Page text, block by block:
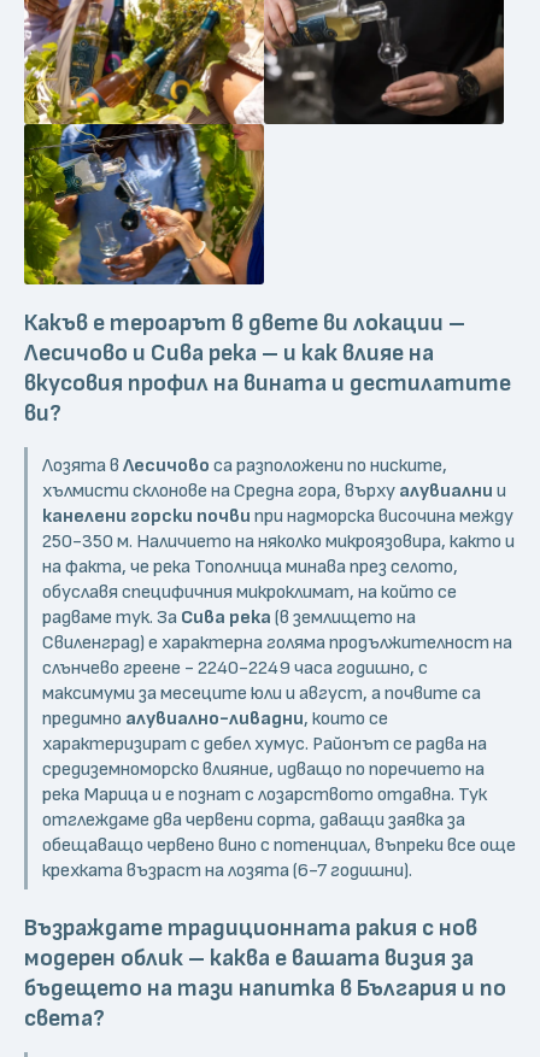
Какъв е тероарът в двете ви локации –
Лесичово и Сива река – и как влияе на
вкусовия профил на вината и дестилатите
ви?
Лозята в Лесичово са разположени по ниските,
хълмисти склонове на Средна гора, върху алувиални и
канелени горски почви при надморска височина между
250-350 м. Наличието на няколко микроязовира, както и
на факта, че река Тополница минава през селото,
обуславя специфичния микроклимат, на който се
радваме тук. За Сива река (в землището на
Свиленград) е характерна голяма продължителност на
слънчево греене - 2240-2249 часа годишно, с
максимуми за месеците юли и август, а почвите са
предимно алувиално-ливадни, които се
характеризират с дебел хумус. Районът се радва на
средиземноморско влияние, идващо по поречието на
река Марица и е познат с лозарството отдавна. Тук
отглеждаме два червени сорта, даващи заявка за
обещаващо червено вино с потенциал, въпреки все още
крехката възраст на лозята (6-7 годишни).
Възраждате традиционната ракия с нов
модерен облик – каква е вашата визия за
бъдещето на тази напитка в България и по
света?